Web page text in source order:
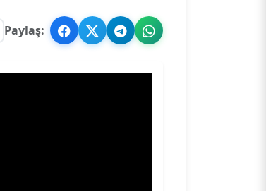
Paylaş: